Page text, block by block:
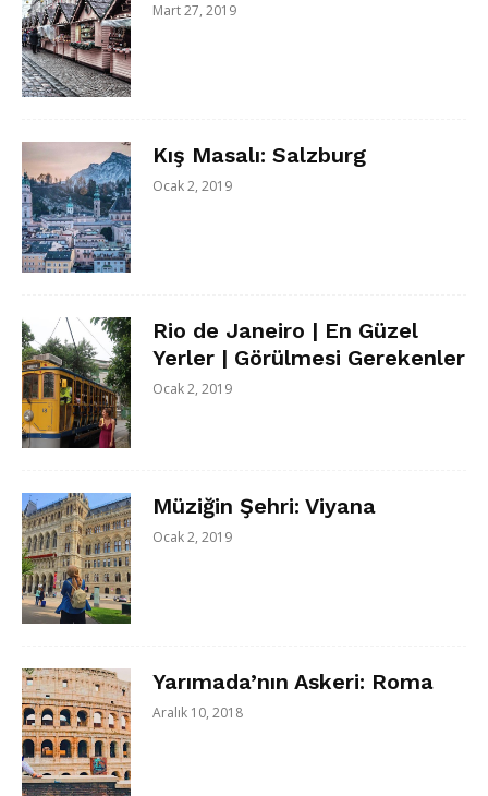
Mart 27, 2019
Kış Masalı: Salzburg
Ocak 2, 2019
Rio de Janeiro | En Güzel
Yerler | Görülmesi Gerekenler
Ocak 2, 2019
Müziğin Şehri: Viyana
Ocak 2, 2019
Yarımada’nın Askeri: Roma
Aralık 10, 2018